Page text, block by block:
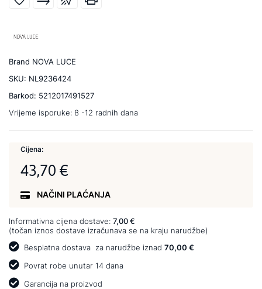
Brand NOVA LUCE
SKU: NL9236424
Barkod: 5212017491527
Vrijeme isporuke: 8 -12 radnih dana
Cijena:
43,70 €
NAČINI PLAĆANJA
Informativna cijena dostave: 7,00 €
(točan iznos dostave izračunava se na kraju narudžbe)
Besplatna dostava za narudžbe iznad 70,00 €
Povrat robe unutar 14 dana
Garancija na proizvod